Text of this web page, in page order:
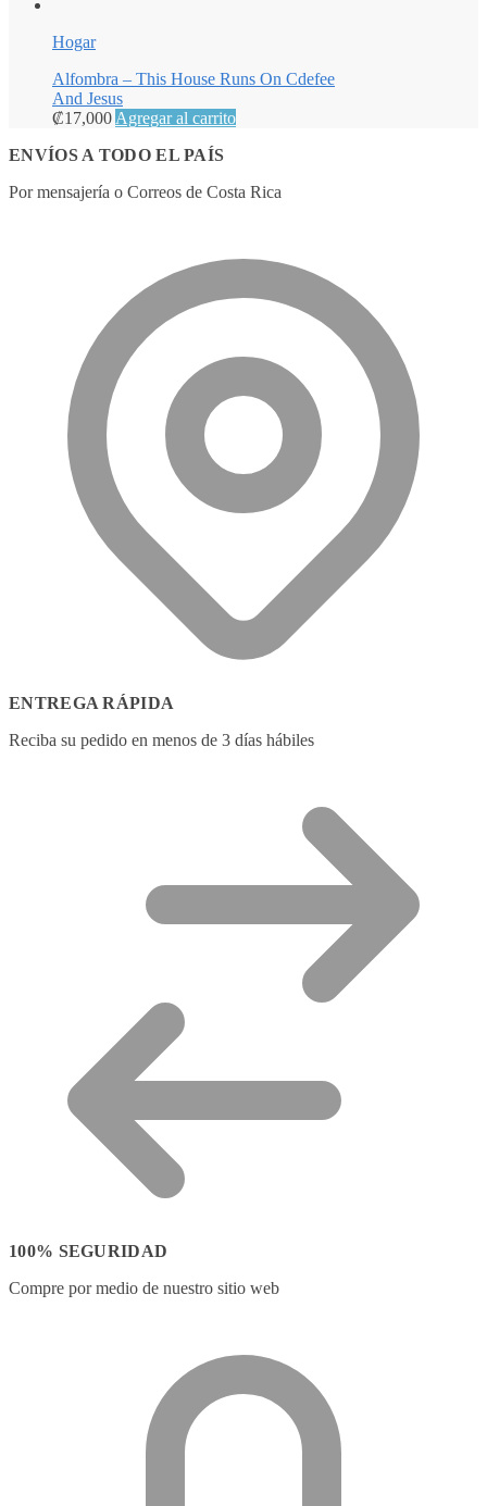
Hogar
Alfombra – This House Runs On Cdefee
And Jesus
₡17,000 Agregar al carrito
ENVÍOS A TODO EL PAÍS
Por mensajería o Correos de Costa Rica
ENTREGA RÁPIDA
Reciba su pedido en menos de 3 días hábiles
100% SEGURIDAD
Compre por medio de nuestro sitio web